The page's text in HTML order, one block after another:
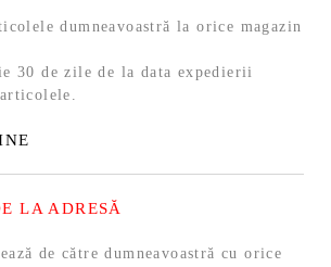
dumneavoastră la orice magazin
30 de zile de la data expedierii
LA ADRESĂ
de către dumneavoastră cu orice